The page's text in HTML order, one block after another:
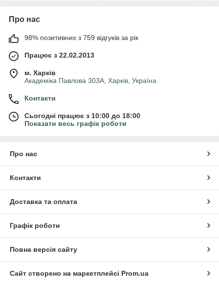
Про нас
98% позитивних з 759 відгуків за рік
Працює з 22.02.2013
м. Харків
Академіка Павлова 303А, Харків, Україна
Контакти
Сьогодні працює з 10:00 до 18:00
Показати весь графік роботи
Про нас
Контакти
Доставка та оплата
Графік роботи
Повна версія сайту
Сайт створено на маркетплейсі Prom.ua